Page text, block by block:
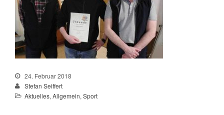
Juni 2023
Mai 2023
April 2023
März 2023
24. Februar 2018
Stefan Seiffert
Aktuelles, Allgemein, Sport